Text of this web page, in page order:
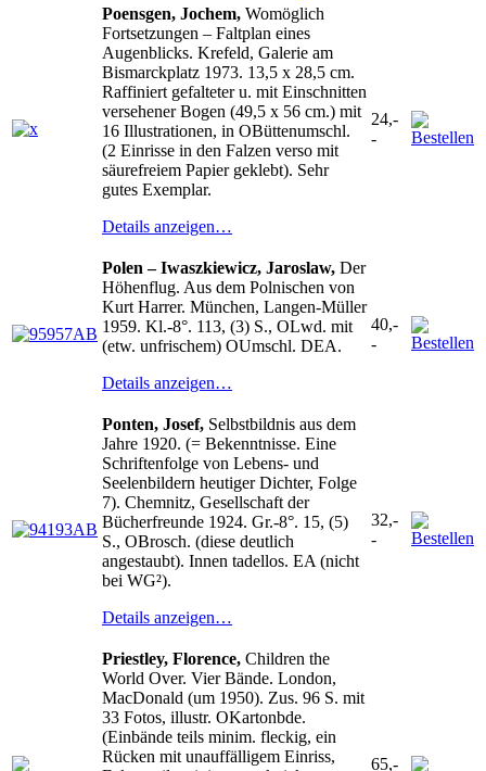
Poensgen, Jochem, Womöglich
Fortsetzungen – Faltplan eines
Augenblicks. Krefeld, Galerie am
Bismarckplatz 1973. 13,5 x 28,5 cm.
Raffiniert gefalteter u. mit Einschnitten
versehener Bogen (49,5 x 56 cm.) mit
16 Illustrationen, in OBüttenumschl.
(2 Einrisse in den Falzen verso mit
säurefreiem Papier geklebt). Sehr
gutes Exemplar.
Details anzeigen…
24,-
-
Polen – Iwaszkiewicz, Jaroslaw, Der
Höhenflug. Aus dem Polnischen von
Kurt Harrer. München, Langen-Müller
1959. Kl.-8°. 113, (3) S., OLwd. mit
(etw. unfrischem) OUmschl. DEA.
Details anzeigen…
40,-
-
Ponten, Josef, Selbstbildnis aus dem
Jahre 1920. (= Bekenntnisse. Eine
Schriftenfolge von Lebens- und
Seelenbildern heutiger Dichter, Folge
7). Chemnitz, Gesellschaft der
Bücherfreunde 1924. Gr.-8°. 15, (5)
S., OBrosch. (diese deutlich
angestaubt). Innen tadellos. EA (nicht
bei WG²).
Details anzeigen…
32,-
-
Priestley, Florence, Children the
World Over. Vier Bände. London,
MacDonald (um 1950). Zus. 96 S. mit
33 Fotos, illustr. OKartonbde.
(Einbände teils minim. fleckig, ein
Rücken mit unauffälligem Einriss,
65,-